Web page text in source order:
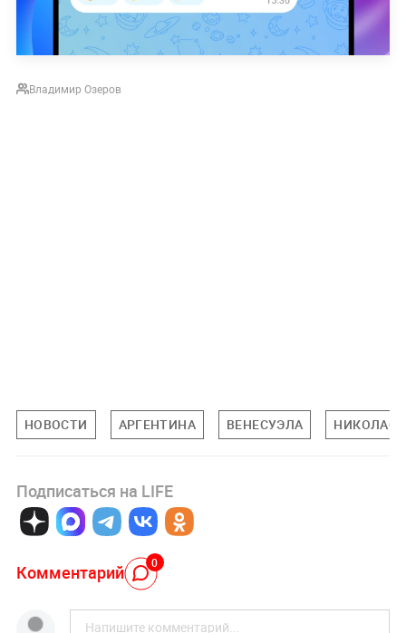
Владимир Озеров
НОВОСТИ АРГЕНТИНА ВЕНЕСУЭЛА НИКОЛАС
Подписаться на LIFE
Комментарий 0